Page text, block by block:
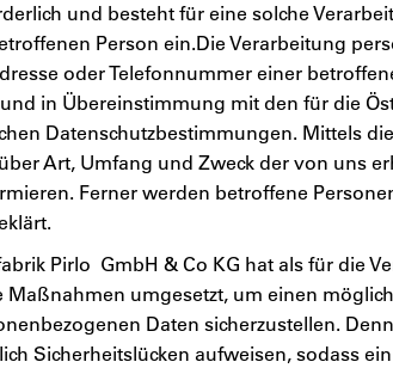
und besteht für eine solche
Person ein.Die Verarbeitung
oder Telefonnummer einer
in Übereinstimmung mit den für die
Datenschutzbestimmungen. Mittels
Art, Umfang und Zweck der von uns
Ferner werden betroffene
Pirlo GmbH & Co KG hat als für die
umgesetzt, um einen
Daten sicherzustellen.
Sicherheitslücken aufweisen, sodass